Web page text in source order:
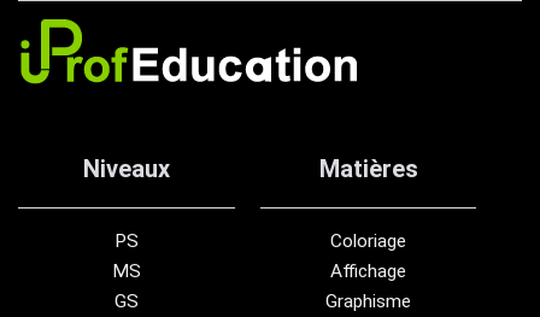
Niveaux
PS
MS
GS
Matières
Coloriage
Affichage
Graphisme